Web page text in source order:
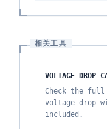
相关工具
VOLTAGE DROP
Check the
voltage drop
included.